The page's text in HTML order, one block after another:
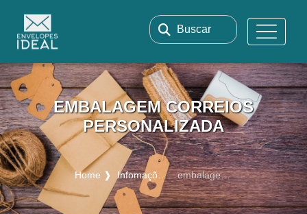
Buscar
EMBALAGEM CORREIOS
PERSONALIZADA
Home ❱ Infomações ❱ embalagem correios personalizada